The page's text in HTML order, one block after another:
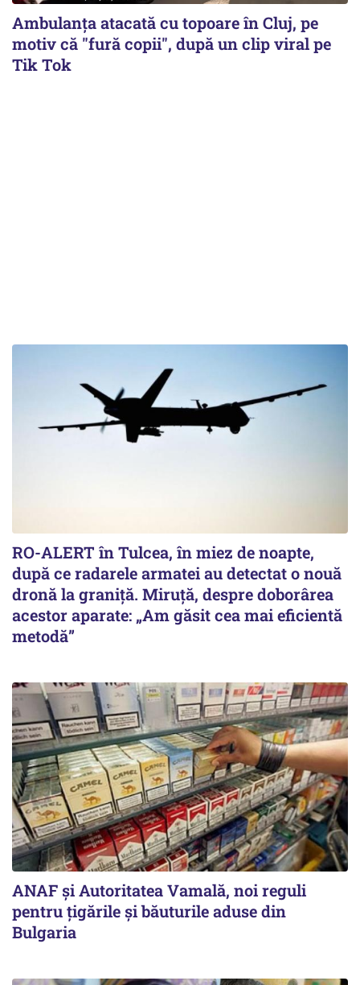
Ambulanța atacată cu topoare în Cluj, pe
motiv că "fură copii", după un clip viral pe
Tik Tok
RO-ALERT în Tulcea, în miez de noapte,
după ce radarele armatei au detectat o nouă
dronă la graniță. Miruță, despre doborârea
acestor aparate: „Am găsit cea mai eficientă
metodă”
ANAF și Autoritatea Vamală, noi reguli
pentru țigările și băuturile aduse din
Bulgaria